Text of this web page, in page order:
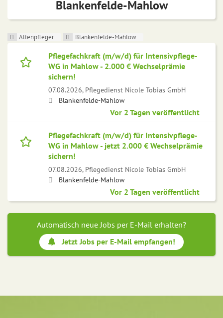
Blankenfelde-Mahlow
Altenpfleger Blankenfelde-Mahlow
Pflegefachkraft (m/w/d) für Intensivpflege-
WG in Mahlow - 2.000 € Wechselprämie
sichern!
07.08.2026, Pflegedienst Nicole Tobias GmbH
Blankenfelde-Mahlow
Vor 2 Tagen veröffentlicht
Pflegefachkraft (m/w/d) für Intensivpflege-
WG in Mahlow - jetzt 2.000 € Wechselprämie
sichern!
07.08.2026, Pflegedienst Nicole Tobias GmbH
Blankenfelde-Mahlow
Vor 2 Tagen veröffentlicht
Automatisch neue Jobs per E-Mail erhalten?
Jetzt Jobs per E-Mail empfangen!